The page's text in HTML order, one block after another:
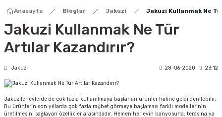
Anasayfa Bloglar Jakuzi Jakuzi Kullanmak Ne
Jakuzi Kullanmak Ne Tür
Artılar Kazandırır?
Jakuzi 28-06-2020 23:12
Jakuziler evlerde de çok fazla kullanılmaya başlanan ürünler haline geldi denilebilir.
Bu ürünlerin son yıllarda çok fazla rağbet görmeye başlaması farklı modellerinin
üretilmesini sağlayan özellikler arasındadır. Hemen her evin banyosuna, terasına ya